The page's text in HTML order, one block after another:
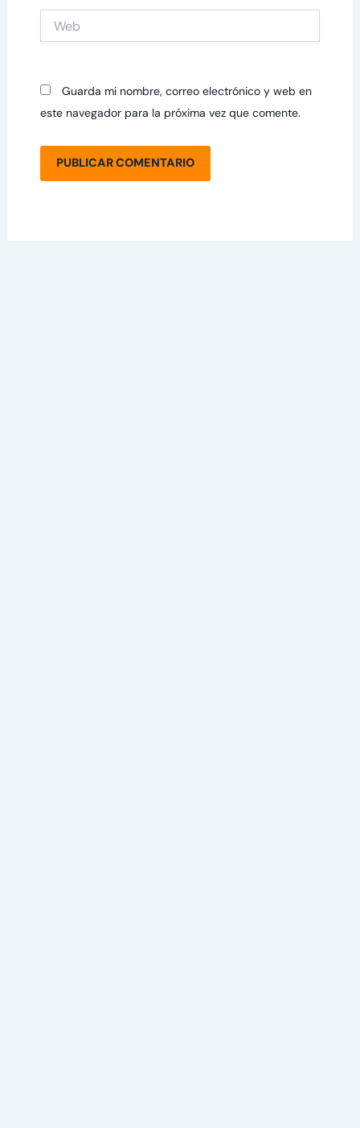
Guarda mi nombre, correo electrónico y web en
este navegador para la próxima vez que comente.